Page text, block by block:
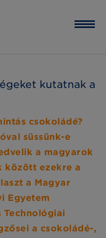
kutatnak a
csokoládé?
süssünk-e
a magyarok
között ezekre a
a Magyar
Egyetem
Technológiai
a csokoládé-,